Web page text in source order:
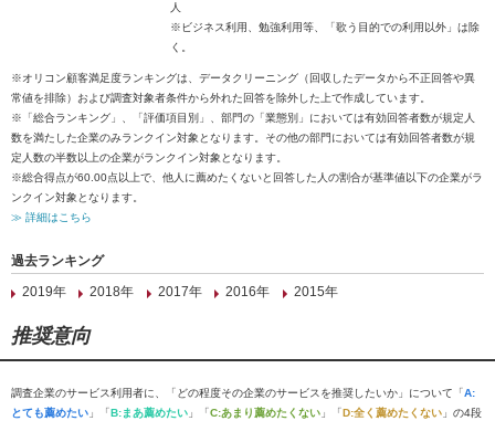
人
※ビジネス利用、勉強利用等、「歌う目的での利用以外」は除
く。
※オリコン顧客満足度ランキングは、データクリーニング（回収したデータから不正回答や異
常値を排除）および調査対象者条件から外れた回答を除外した上で作成しています。
※「総合ランキング」、「評価項目別」、部門の「業態別」においては有効回答者数が規定人
数を満たした企業のみランクイン対象となります。その他の部門においては有効回答者数が規
定人数の半数以上の企業がランクイン対象となります。
※総合得点が60.00点以上で、他人に薦めたくないと回答した人の割合が基準値以下の企業がラ
ンクイン対象となります。
≫ 詳細はこちら
過去ランキング
2019年
2018年 2017年 2016年 2015年
推奨意向
調査企業のサービス利用者に、「どの程度その企業のサービスを推奨したいか」について「A:
とても薦めたい 」「B:まあ薦めたい 」「C:あまり薦めたくない 」「D:全く薦めたくない 」の4段